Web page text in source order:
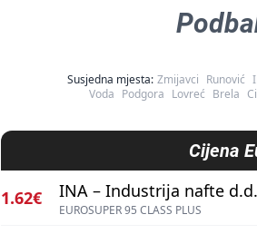
Susjedna mjesta: Zmijavci Runović
Voda Podgora Lovreć Brela
Cijena
1.62€ INA – Industrija nafte d.d.
EUROSUPER 95 CLASS PLUS